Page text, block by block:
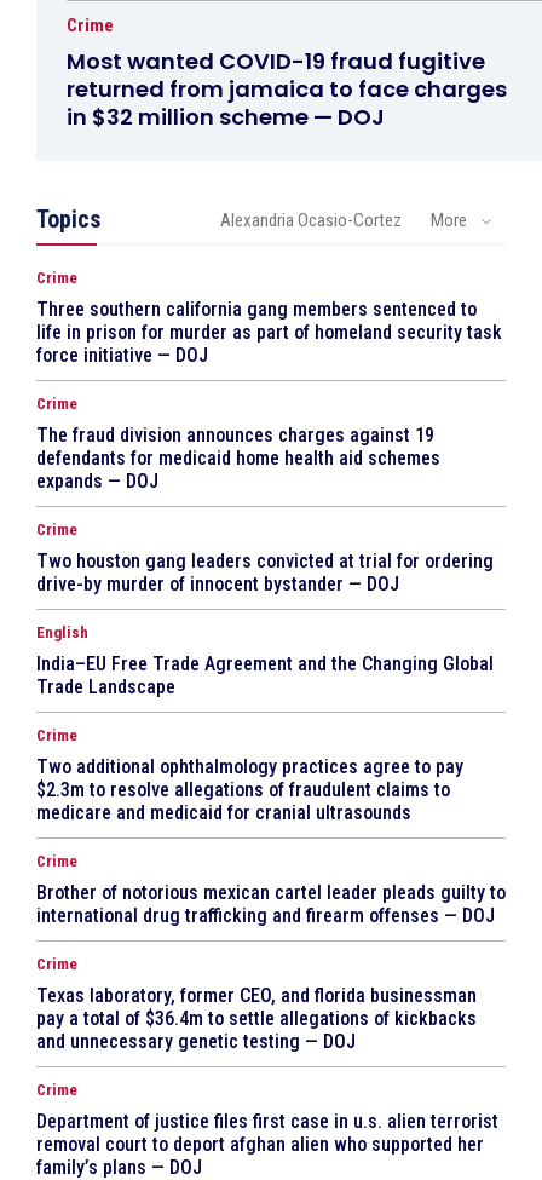
Crime
Most wanted COVID-19 fraud fugitive
returned from jamaica to face charges
in $32 million scheme — DOJ
Topics Alexandria Ocasio-Cortez More
Crime
Three southern california gang members sentenced to
life in prison for murder as part of homeland security task
force initiative — DOJ
Crime
The fraud division announces charges against 19
defendants for medicaid home health aid schemes
expands — DOJ
Crime
Two houston gang leaders convicted at trial for ordering
drive-by murder of innocent bystander — DOJ
English
India–EU Free Trade Agreement and the Changing Global
Trade Landscape
Crime
Two additional ophthalmology practices agree to pay
$2.3m to resolve allegations of fraudulent claims to
medicare and medicaid for cranial ultrasounds
Crime
Brother of notorious mexican cartel leader pleads guilty to
international drug trafficking and firearm offenses — DOJ
Crime
Texas laboratory, former CEO, and florida businessman
pay a total of $36.4m to settle allegations of kickbacks
and unnecessary genetic testing — DOJ
Crime
Department of justice files first case in u.s. alien terrorist
removal court to deport afghan alien who supported her
family’s plans — DOJ